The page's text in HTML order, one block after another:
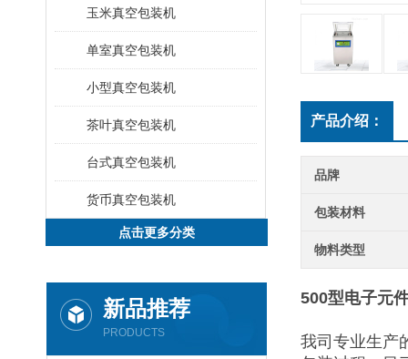
玉米真空包装机
单室真空包装机
小型真空包装机
茶叶真空包装机
台式真空包装机
货币真空包装机
点击更多分类
新品推荐
PRODUCTS
产品介绍：
品牌
包装材料
物料类型
500型电子元
我司专业生产